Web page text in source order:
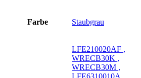
Farbe Staubgrau
LFE210020AF ,
WRECB30K ,
WRECB30M ,